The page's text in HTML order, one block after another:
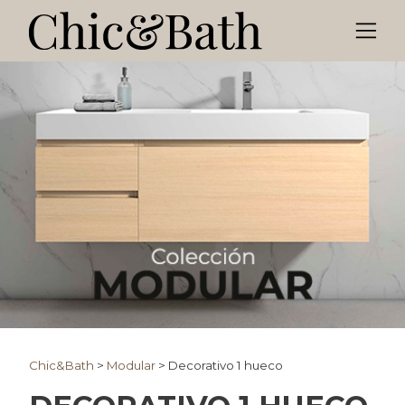
Chic&Bath > Modular > Decorativo 1 hueco